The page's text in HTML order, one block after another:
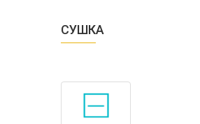
СУШКА